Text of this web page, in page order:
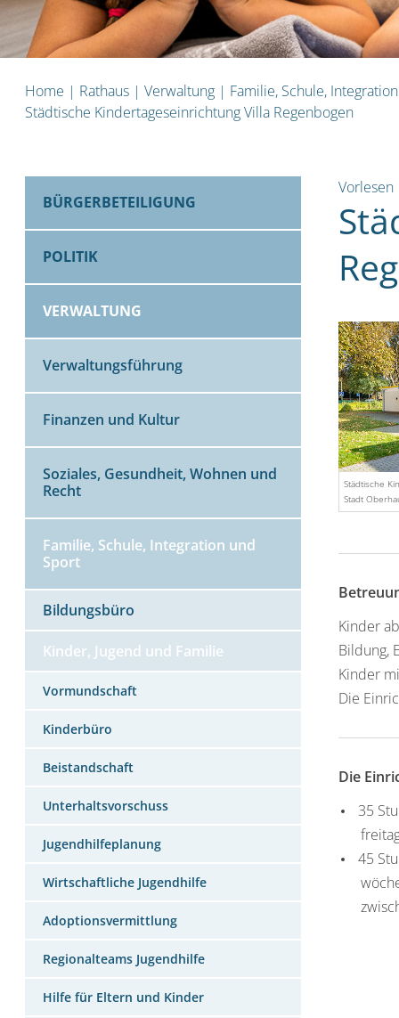
Home | Rathaus | Verwaltung | Familie, Schule,
Städtische Kindertageseinrichtung Villa Regenbogen
BÜRGERBETEILIGUNG
POLITIK
VERWALTUNG
Verwaltungsführung
Finanzen und Kultur
Soziales, Gesundheit, Wohnen und
Recht
Familie, Schule, Integration und
Sport
Bildungsbüro
Kinder, Jugend und Familie
Vormundschaft
Kinderbüro
Beistandschaft
Unterhaltsvorschuss
Jugendhilfeplanung
Wirtschaftliche Jugendhilfe
Adoptionsvermittlung
Regionalteams Jugendhilfe
Hilfe für Eltern und Kinder
Vorlesen
Städtische
Stadt
Kinder
Bildung,
Kinder
Die
Die
35
45